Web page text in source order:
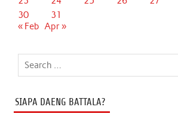
30
31
« Feb Apr »
SIAPA DAENG BATTALA?